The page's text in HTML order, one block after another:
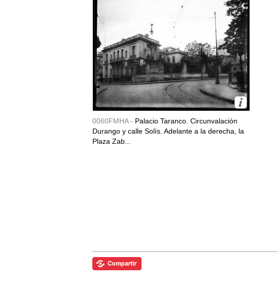
0060FMHA - Palacio Taranco. Circunvalación
Durango y calle Solís. Adelante a la derecha, la
Plaza Zab...